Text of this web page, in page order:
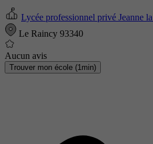
Lycée professionnel privé Jeanne
Le Raincy 93340
Aucun avis
Trouver mon école (1min)